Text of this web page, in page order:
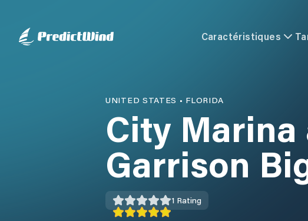
Caractéristiques
UNITED STATES • FLORIDA
City Marina
Garrison
1 Rating